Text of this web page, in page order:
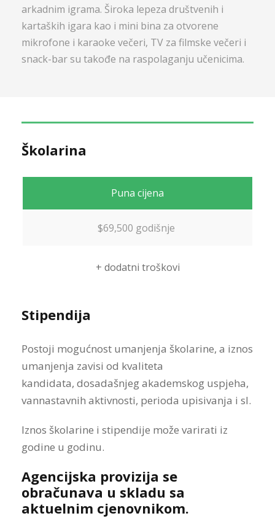
arkadnim igrama. Široka lepeza društvenih i
kartaških igara kao i mini bina za otvorene
mikrofone i karaoke večeri, TV za filmske večeri i
snack-bar su takođe na raspolaganju učenicima.
Školarina
Puna cijena
$69,500 godišnje
+ dodatni troškovi
Stipendija
Postoji mogućnost umanjenja školarine, a iznos
umanjenja zavisi od kvaliteta
kandidata, dosadašnjeg akademskog uspjeha,
vannastavnih aktivnosti, perioda upisivanja i sl.
Iznos školarine i stipendije može varirati iz
godine u godinu.
Agencijska provizija se
obračunava u skladu sa
aktuelnim cjenovnikom.